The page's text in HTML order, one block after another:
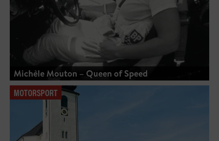
Michèle Mouton – Queen of Speed
MOTORSPORT